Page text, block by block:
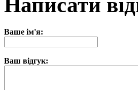
Ваше ім'я:
Ваш відгук: